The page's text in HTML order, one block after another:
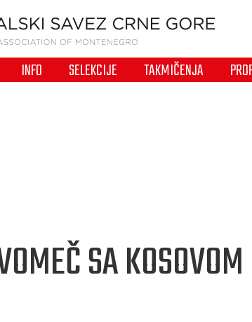
INFO SELEKCIJE TAKMIČENJA
SA KOSOVOM